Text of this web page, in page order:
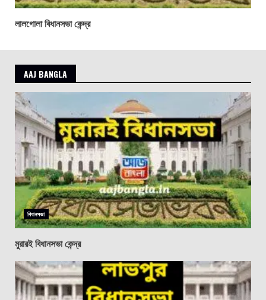
লালগোলা বিধানসভা কেন্দ্র
AAJ BANGLA
বিধানসভা
মুরারই বিধানসভা কেন্দ্র